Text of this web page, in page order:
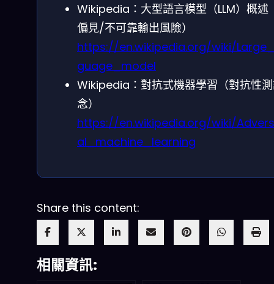
Wikipedia：大型語言模型（LLM）概述
偏見/不可靠輸出風險）
https://en.wikipedia.org/wiki/
guage_model
Wikipedia：對抗式機器學習（對抗性
念）
https://en.wikipedia.org/wiki/
al_machine_learning
Share this content:
相關資訊: